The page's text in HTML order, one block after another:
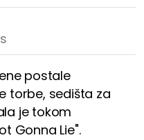
postale
torbe, sedišta za
je tokom
Gonna Lie".